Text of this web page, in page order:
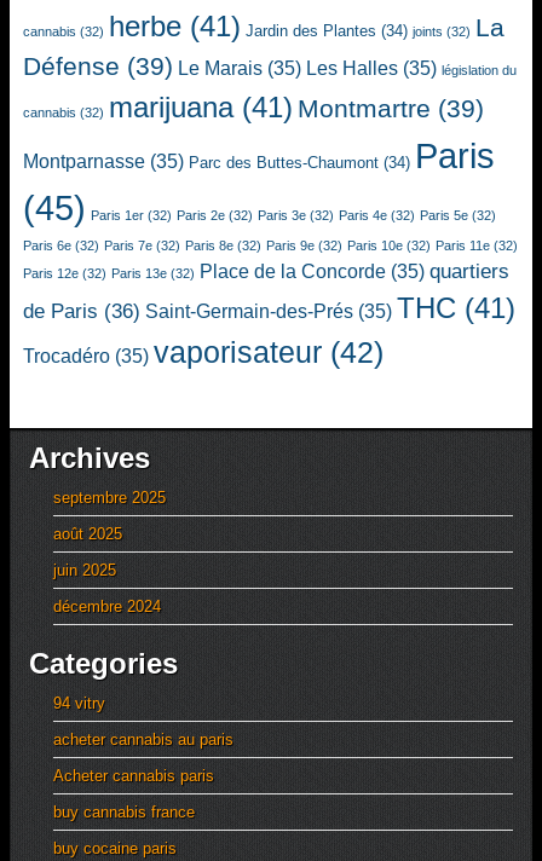
cannabis (32) herbe (41) Jardin des Plantes (34) joints (32) La
Défense (39) Le Marais (35) Les Halles (35) législation du
cannabis (32) marijuana(41) Montmartre (39)
Montparnasse (35) Parc des Buttes-Chaumont (34) Paris
(45) Paris 1er (32) Paris 2e (32) Paris 3e (32) Paris 4e (32) Paris 5e (32)
Paris 6e (32) Paris 7e (32) Paris 8e (32) Paris 9e (32) Paris 10e (32) Paris 11e (32)
Paris 12e (32) Paris 13e (32) Place de la Concorde (35) quartiers
de Paris (36) Saint-Germain-des-Prés (35) THC (41)
Trocadéro (35) vaporisateur (42)
Archives
septembre 2025
août 2025
juin 2025
décembre 2024
Categories
94 vitry
acheter cannabis au paris
Acheter cannabis paris
buy cannabis france
buy cocaine paris